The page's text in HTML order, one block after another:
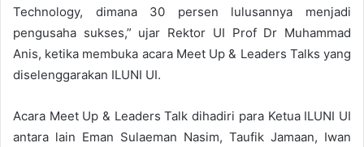
Technology, dimana 30 persen lulusannya menjadi
pengusaha sukses,” ujar Rektor UI Prof Dr Muhammad
Anis, ketika membuka acara Meet Up & Leaders Talks yang
diselenggarakan ILUNI UI.
Acara Meet Up & Leaders Talk dihadiri para Ketua ILUNI UI
antara lain Eman Sulaeman Nasim, Taufik Jamaan, Iwan